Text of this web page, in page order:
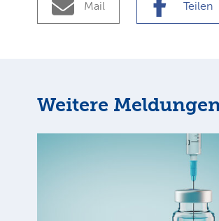
Mail Teilen
Weitere